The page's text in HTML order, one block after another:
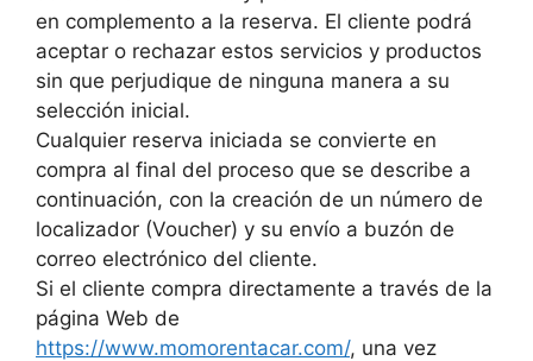
en complemento a la reserva. El cliente podrá
aceptar o rechazar estos servicios y productos
sin que perjudique de ninguna manera a su
selección inicial.
Cualquier reserva iniciada se convierte en
compra al final del proceso que se describe a
continuación, con la creación de un número de
localizador (Voucher) y su envío a buzón de
correo electrónico del cliente.
Si el cliente compra directamente a través de la
página Web de
https://www.momorentacar.com/, una vez